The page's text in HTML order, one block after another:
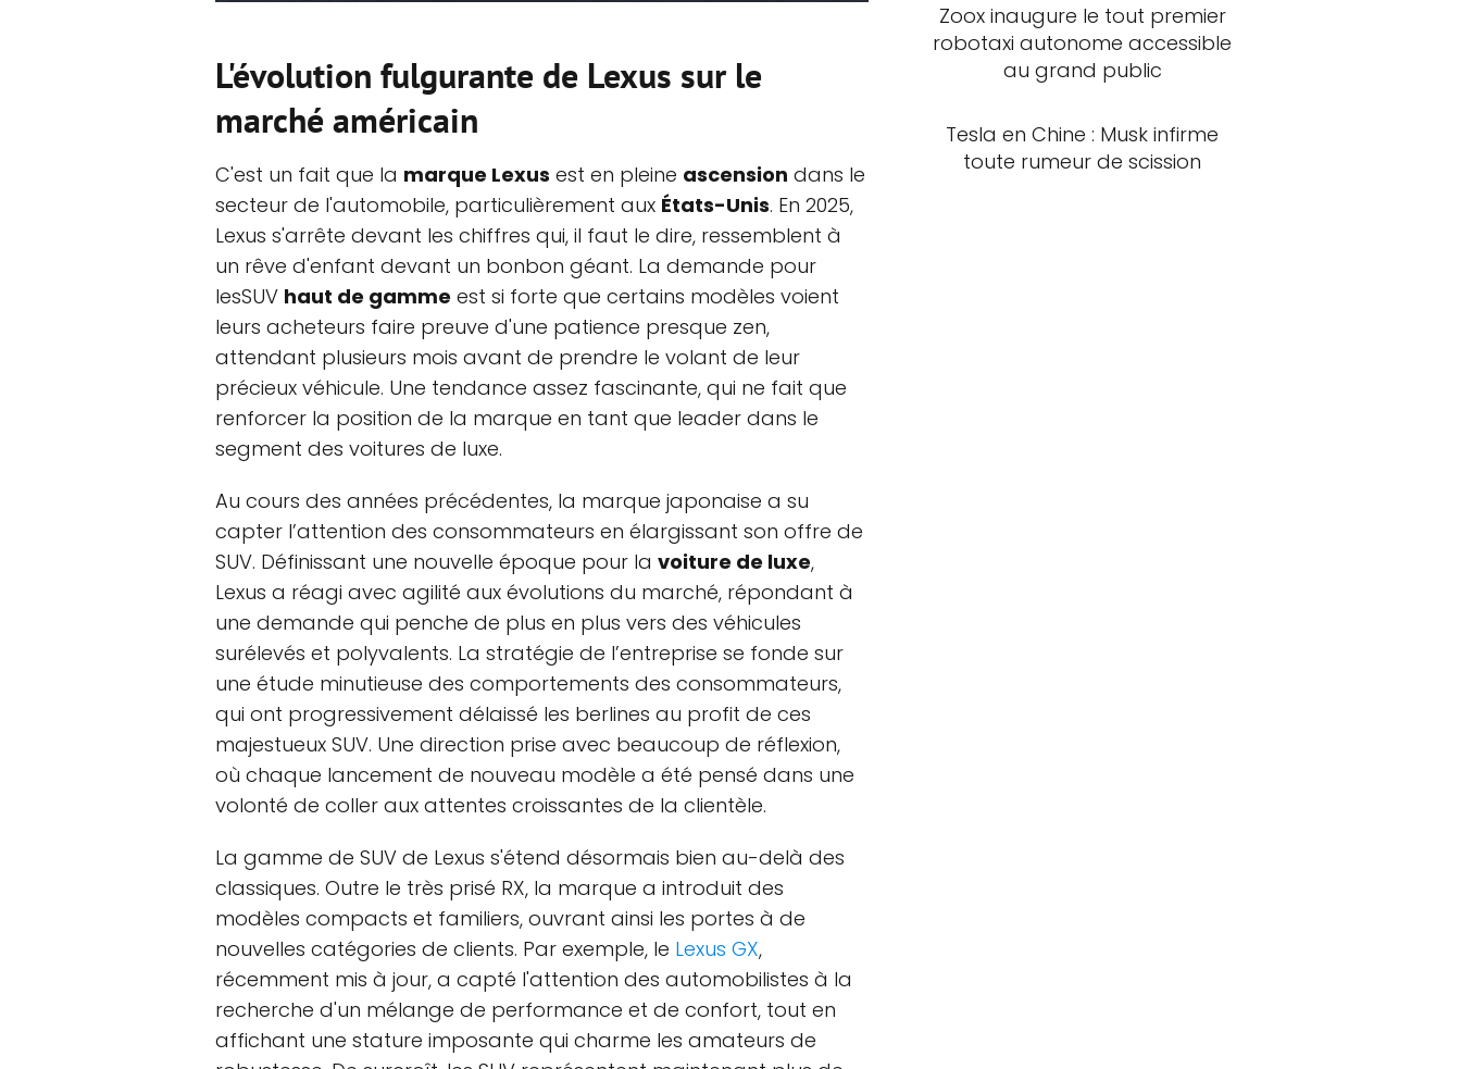
L'évolution fulgurante de Lexus sur le
marché américain
C'est un fait que la marque Lexus est en pleine ascension dans le
secteur de l'automobile, particulièrement aux États-Unis. En 2025,
Lexus s'arrête devant les chiffres qui, il faut le dire, ressemblent à
un rêve d'enfant devant un bonbon géant. La demande pour
lesSUV haut de gamme est si forte que certains modèles voient
leurs acheteurs faire preuve d'une patience presque zen,
attendant plusieurs mois avant de prendre le volant de leur
précieux véhicule. Une tendance assez fascinante, qui ne fait que
renforcer la position de la marque en tant que leader dans le
segment des voitures de luxe.
Au cours des années précédentes, la marque japonaise a su
capter l’attention des consommateurs en élargissant son offre de
SUV. Définissant une nouvelle époque pour la voiture de luxe,
Lexus a réagi avec agilité aux évolutions du marché, répondant à
une demande qui penche de plus en plus vers des véhicules
surélevés et polyvalents. La stratégie de l’entreprise se fonde sur
une étude minutieuse des comportements des consommateurs,
qui ont progressivement délaissé les berlines au profit de ces
majestueux SUV. Une direction prise avec beaucoup de réflexion,
où chaque lancement de nouveau modèle a été pensé dans une
volonté de coller aux attentes croissantes de la clientèle.
La gamme de SUV de Lexus s'étend désormais bien au-delà des
classiques. Outre le très prisé RX, la marque a introduit des
modèles compacts et familiers, ouvrant ainsi les portes à de
nouvelles catégories de clients. Par exemple, le Lexus GX,
récemment mis à jour, a capté l'attention des automobilistes à la
recherche d'un mélange de performance et de confort, tout en
affichant une stature imposante qui charme les amateurs de
Zoox inaugure le tout premier
robotaxi autonome accessible
au grand public
Tesla en Chine : Musk infirme
toute rumeur de scission